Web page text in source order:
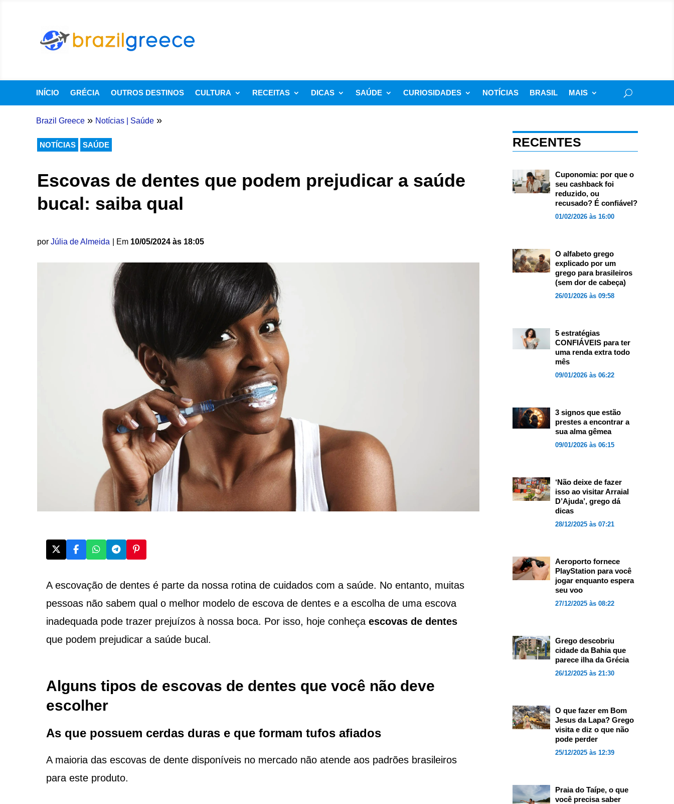
INÍCIO GRÉCIA OUTROS DESTINOS CULTURA RECEITAS DICAS SAÚDE CURIOSIDADES NOTÍCIAS BRASIL MAIS
Brazil Greece » Notícias| Saúde »
NOTÍCIAS SAÚDE
Escovas de dentes que podem prejudicar a saúde
bucal: saiba qual
por Júlia de Almeida | Em 10/05/2024 às 18:05
A escovação de dentes é parte da nossa rotina de cuidados com a saúde. No entanto, muitas
pessoas não sabem qual o melhor modelo de escova de dentes e a escolha de uma escova
inadequada pode trazer prejuízos à nossa boca. Por isso, hoje conheçaescovas de dentes
que podem prejudicar a saúde bucal.
Alguns tipos de escovas de dentes que você não deve
escolher
As que possuem cerdas duras e que formam tufos afiados
A maioria das escovas de dente disponíveis no mercado não atende aos padrões brasileiros
para este produto.
RECENTES
Cuponomia: por que o
seu cashback foi
reduzido, ou
recusado? É confiável?
01/02/2026 às 16:00
O alfabeto grego
explicado por um
grego para brasileiros
(sem dor de cabeça)
26/01/2026 às 09:58
5 estratégias
CONFIÁVEIS para ter
uma renda extra todo
mês
09/01/2026 às 06:22
3 signos que estão
prestes a encontrar a
sua alma gêmea
09/01/2026 às 06:15
‘Não deixe de fazer
isso ao visitar Arraial
D’Ajuda’, grego dá
dicas
28/12/2025 às 07:21
Aeroporto fornece
PlayStation para você
jogar enquanto espera
seu voo
27/12/2025 às 08:22
Grego descobriu
cidade da Bahia que
parece ilha da Grécia
26/12/2025 às 21:30
O que fazer em Bom
Jesus da Lapa? Grego
visita e diz o que não
pode perder
25/12/2025 às 12:39
Praia do Taípe, o que
você precisa saber